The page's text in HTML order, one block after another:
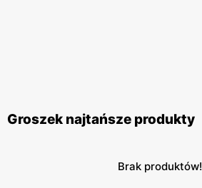
Groszek najtańsze produkty
Brak produktów!